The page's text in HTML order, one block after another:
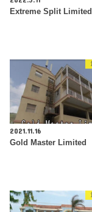
Extreme Split Limited
2021.11.16
Gold Master Limited